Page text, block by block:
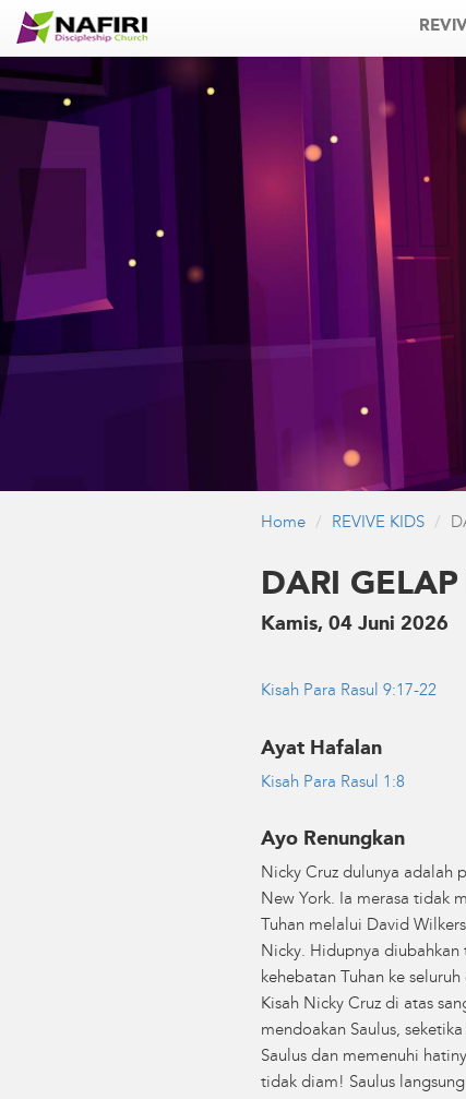
Home REVIVE KIDS
DARI
Kamis, 04 Juni 2026
Kisah Para Rasul 9:17-22
Ayat Hafalan
Kisah Para Rasul 1:8
Ayo Renungkan
Nicky Cruz dulunya adalah
New York. Ia merasa tidak
Tuhan melalui David
Nicky. Hidupnya
kehebatan Tuhan ke seluruh
Kisah Nicky Cruz di atas
mendoakan Saulus,
Saulus dan memenuhi
tidak diam! Saulus